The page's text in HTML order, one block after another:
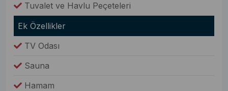
Tuvalet ve Havlu Peçeteleri
Ek Özellikler
TV Odası
Sauna
Hamam